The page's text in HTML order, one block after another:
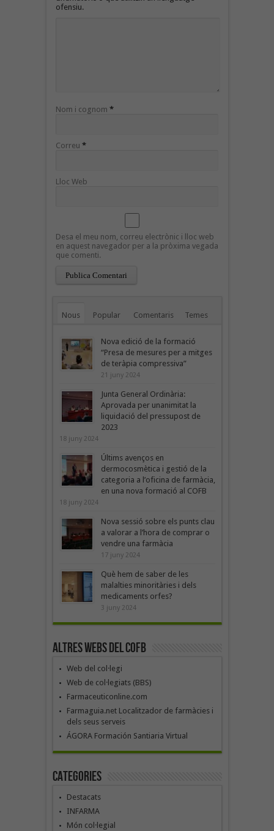
ofensiu.
Nom i cognom *
Correu *
Lloc Web
Desa el meu nom, correu electrònic i lloc web
en aquest navegador per a la pròxima vegada
que comenti.
Nous Popular Comentaris Temes
Nova edició de la formació
“Presa de mesures per a mitges
de teràpia compressiva”
21 juny 2024
Junta General Ordinària:
Aprovada per unanimitat la
liquidació del pressupost de
2023
18 juny 2024
Últims avenços en
dermocosmètica i gestió de la
categoria a l’oficina de farmàcia,
en una nova formació al COFB
18 juny 2024
Nova sessió sobre els punts clau
a valorar a l’hora de comprar o
vendre una farmàcia
17 juny 2024
Què hem de saber de les
malalties minoritàries i dels
medicaments orfes?
3 juny 2024
Altres webs del COFB
Web del col·legi
Web de col·legiats (BBS)
Farmaceuticonline.com
Farmaguia.net Localitzador de farmàcies i
dels seus serveis
ÁGORA Formación Santiaria Virtual
Categories
Destacats
INFARMA
Món col·legial